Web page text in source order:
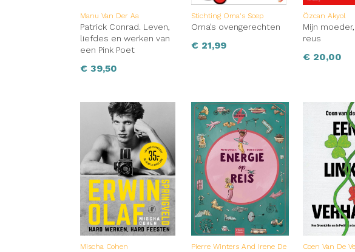
Manu Van Der Aa
Patrick Conrad. Leven,
liefdes en werken van
een Pink Poet
€ 39,50
Stichting Oma's Soep
Oma’s ovengerechten
€ 21,99
Özcan Akyol
Mijn
reus
€20,00
Mischa Cohen
Pierre Winters And Irene De
Coen Van De